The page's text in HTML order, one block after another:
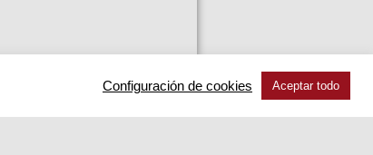
Configuración de cookies Aceptar todo